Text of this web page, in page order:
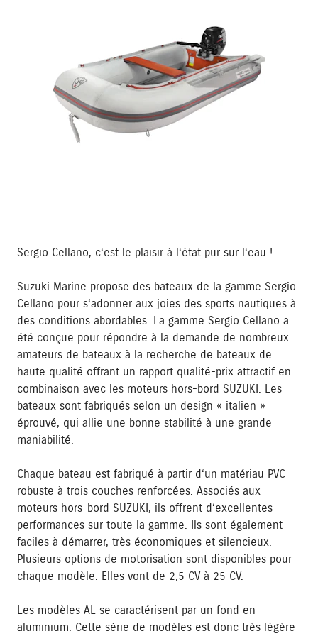
Sergio Cellano, c‘est le plaisir à l‘état pur sur l‘eau !
Suzuki Marine propose des bateaux de la gamme Sergio
Cellano pour s‘adonner aux joies des sports nautiques à
des conditions abordables. La gamme Sergio Cellano a
été conçue pour répondre à la demande de nombreux
amateurs de bateaux à la recherche de bateaux de
haute qualité offrant un rapport qualité-prix attractif en
combinaison avec les moteurs hors-bord SUZUKI. Les
bateaux sont fabriqués selon un design « italien »
éprouvé, qui allie une bonne stabilité à une grande
maniabilité.
Chaque bateau est fabriqué à partir d‘un matériau PVC
robuste à trois couches renforcées. Associés aux
moteurs hors-bord SUZUKI, ils offrent d‘excellentes
performances sur toute la gamme. Ils sont également
faciles à démarrer, très économiques et silencieux.
Plusieurs options de motorisation sont disponibles pour
chaque modèle. Elles vont de 2,5 CV à 25 CV.
Les modèles AL se caractérisent par un fond en
aluminium. Cette série de modèles est donc très légère